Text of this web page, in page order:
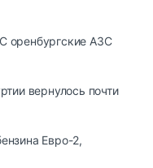
оренбургские АЗС
вернулось почти
Евро-2,